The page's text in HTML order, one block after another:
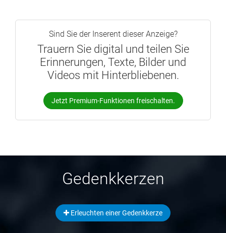
Sind Sie der Inserent dieser Anzeige?
Trauern Sie digital und teilen Sie
Erinnerungen, Texte, Bilder und
Videos mit Hinterbliebenen.
Jetzt Premium-Funktionen freischalten.
Gedenkkerzen
Erleuchten einer Gedenkkerze